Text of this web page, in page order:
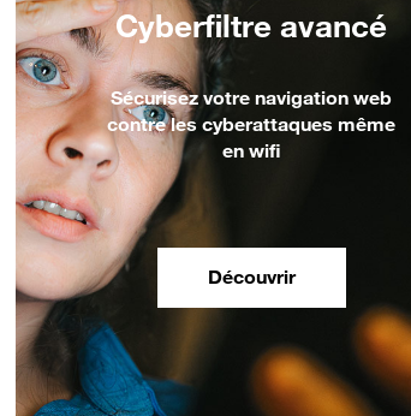
Cyberfiltre avancé
Sécurisez votre navigation web
contre les cyberattaques même
en wifi
Découvrir